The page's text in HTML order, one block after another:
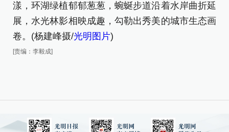
漾，环湖绿植郁郁葱葱，蜿蜒步道沿着水岸曲折延
展，水光林影相映成趣，勾勒出秀美的城市生态画
卷。(杨建峰摄/光明图片)
[责编：李毅成]